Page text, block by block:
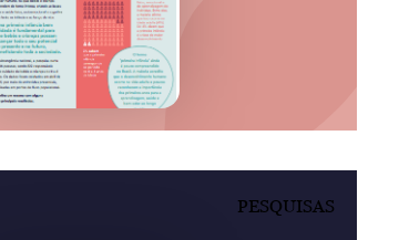
PESQUISAS